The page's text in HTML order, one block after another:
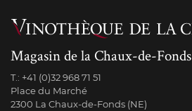
Magasin de la Chaux-de-Fonds
T.: +41 (0)32 968 71 51
Place du Marché
2300 La Chaux-de-Fonds (NE)